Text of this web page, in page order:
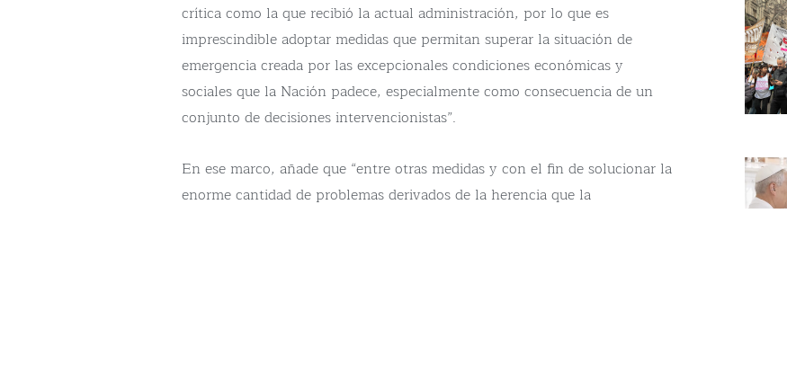
crítica como la que recibió la actual administración, por lo que es
imprescindible adoptar medidas que permitan superar la situación de
emergencia creada por las excepcionales condiciones económicas y
sociales que la Nación padece, especialmente como consecuencia de un
conjunto de decisiones intervencionistas”.
En ese marco, añade que “entre otras medidas y con el fin de solucionar la
enorme cantidad de problemas derivados de la herencia que la